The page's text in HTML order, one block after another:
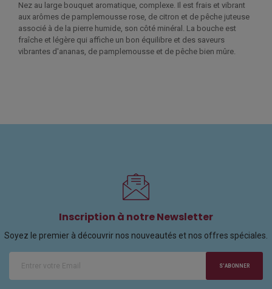
Nez au large bouquet aromatique, complexe. Il est frais et vibrant
aux arômes de pamplemousse rose, de citron et de pêche juteuse
associé à de la pierre humide, son côté minéral. La bouche est
fraîche et légère qui affiche un bon équilibre et des saveurs
vibrantes d'ananas, de pamplemousse et de pêche bien mûre.
Inscription à notre Newsletter
Soyez le premier à découvrir nos nouveautés et nos offres spéciales.
S'ABONNER